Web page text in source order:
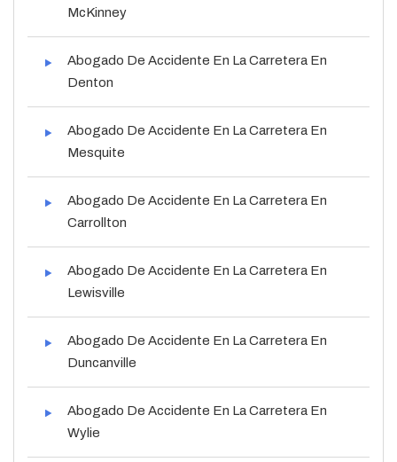
McKinney
Abogado De Accidente En La Carretera En
Denton
Abogado De Accidente En La Carretera En
Mesquite
Abogado De Accidente En La Carretera En
Carrollton
Abogado De Accidente En La Carretera En
Lewisville
Abogado De Accidente En La Carretera En
Duncanville
Abogado De Accidente En La Carretera En
Wylie